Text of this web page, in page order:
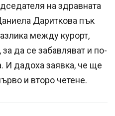
на здравната
Дариткова пък
между курорт,
за да се забавляват и по-
И дадоха заявка, че ще
и второ четене.